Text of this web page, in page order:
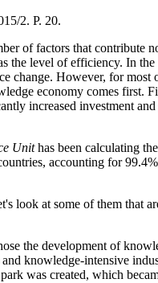
2. P. 20.
of factors that contribute
the level of efficiency. In the
change. However, for
economy comes first.
increased investment
Unithas been calculating
accounting for
look at some of them that
the development of
knowledge-intensive
was created, which